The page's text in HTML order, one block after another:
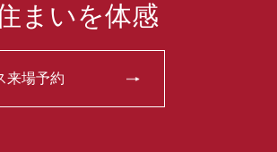
まいを体感
来場予約